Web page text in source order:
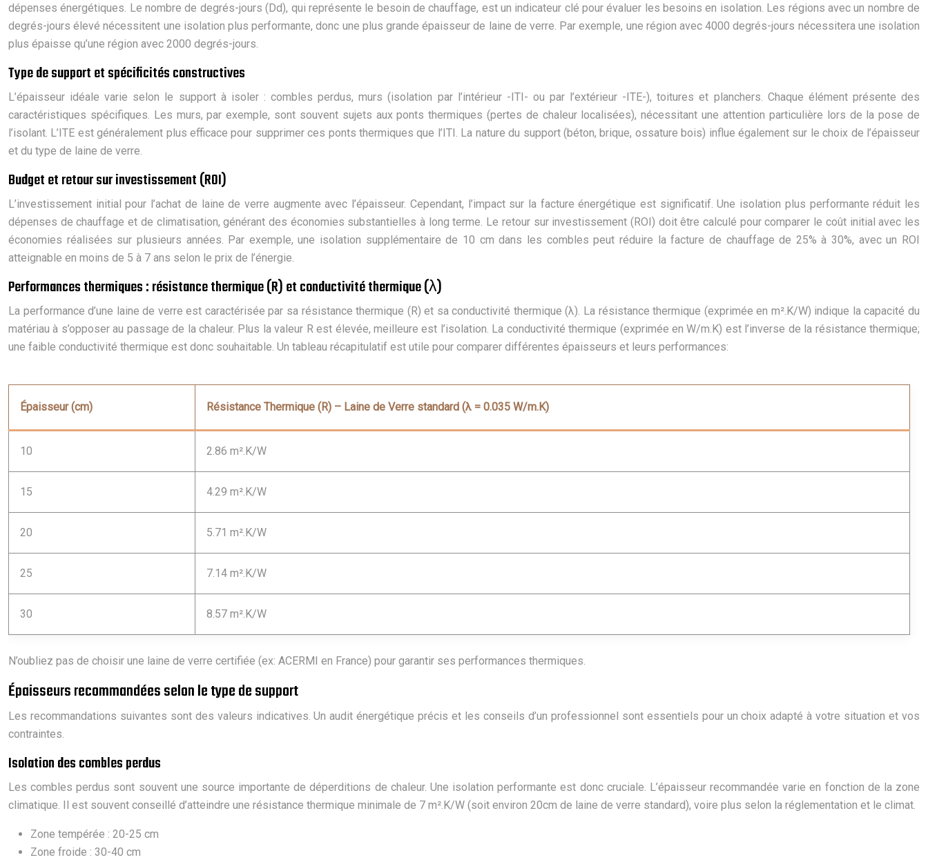
dépenses énergétiques. Le nombre de degrés-jours (Dd), qui représente le besoin de chauffage, est un indicateur clé pour évaluer les besoins en isolation. Les régions avec un nombre de
degrés-jours élevé nécessitent une isolation plus performante, donc une plus grande épaisseur de laine de verre. Par exemple, une région avec 4000 degrés-jours nécessitera une isolation
plus épaisse qu’une région avec 2000 degrés-jours.
Type de support et spécificités constructives
L’épaisseur idéale varie selon le support à isoler : combles perdus, murs (isolation par l’intérieur -ITI- ou par l’extérieur -ITE-), toitures et planchers. Chaque élément présente des
caractéristiques spécifiques. Les murs, par exemple, sont souvent sujets aux ponts thermiques (pertes de chaleur localisées), nécessitant une attention particulière lors de la pose de
l’isolant. L’ITE est généralement plus efficace pour supprimer ces ponts thermiques que l’ITI. La nature du support (béton, brique, ossature bois) influe également sur le choix de l’épaisseur
et du type de laine de verre.
Budget et retour sur investissement (ROI)
L’investissement initial pour l’achat de laine de verre augmente avec l’épaisseur. Cependant, l’impact sur la facture énergétique est significatif. Une isolation plus performante réduit les
dépenses de chauffage et de climatisation, générant des économies substantielles à long terme. Le retour sur investissement (ROI) doit être calculé pour comparer le coût initial avec les
économies réalisées sur plusieurs années. Par exemple, une isolation supplémentaire de 10 cm dans les combles peut réduire la facture de chauffage de 25% à 30%, avec un ROI
atteignable en moins de 5 à 7 ans selon le prix de l’énergie.
Performances thermiques : résistance thermique (R) et conductivité thermique (λ)
La performance d’une laine de verre est caractérisée par sa résistance thermique (R) et sa conductivité thermique (λ). La résistance thermique (exprimée en m².K/W) indique la capacité du
matériau à s’opposer au passage de la chaleur. Plus la valeur R est élevée, meilleure est l’isolation. La conductivité thermique (exprimée en W/m.K) est l’inverse de la résistance thermique;
une faible conductivité thermique est donc souhaitable. Un tableau récapitulatif est utile pour comparer différentes épaisseurs et leurs performances:
Épaisseur (cm) Résistance Thermique (R) – Laine de Verre standard (λ = 0.035 W/m.K)
10 2.86 m².K/W
15 4.29 m².K/W
20 5.71 m².K/W
25 7.14 m².K/W
30 8.57 m².K/W
N’oubliez pas de choisir une laine de verre certifiée (ex: ACERMI en France) pour garantir ses performances thermiques.
Épaisseurs recommandées selon le type de support
Les recommandations suivantes sont des valeurs indicatives. Un audit énergétique précis et les conseils d’un professionnel sont essentiels pour un choix adapté à votre situation et vos
contraintes.
Isolation des combles perdus
Les combles perdus sont souvent une source importante de déperditions de chaleur. Une isolation performante est donc cruciale. L’épaisseur recommandée varie en fonction de la zone
climatique. Il est souvent conseillé d’atteindre une résistance thermique minimale de 7 m².K/W (soit environ 20cm de laine de verre standard), voire plus selon la réglementation et le climat.
Zone tempérée : 20-25 cm
Zone froide : 30-40 cm